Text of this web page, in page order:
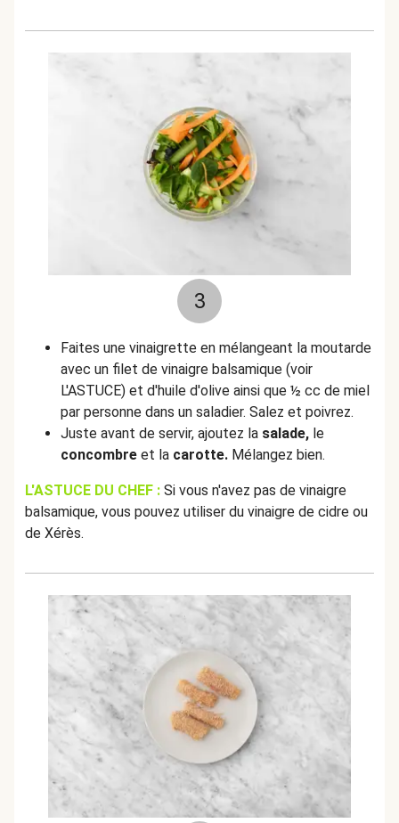
3
Faites une vinaigrette en mélangeant la moutarde
avec un filet de vinaigre balsamique (voir
L'ASTUCE) et d'huile d'olive ainsi que ½ cc de miel
par personne dans un saladier. Salez et poivrez.
Juste avant de servir, ajoutez la salade, le
concombre et la carotte. Mélangez bien.
L'ASTUCE DU CHEF : Si vous n'avez pas de vinaigre
balsamique, vous pouvez utiliser du vinaigre de cidre ou
de Xérès.